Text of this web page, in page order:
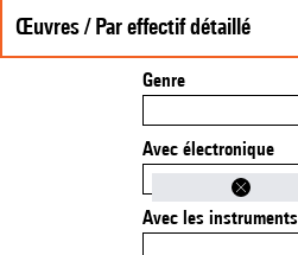
Œuvres / Par effectif détaillé
Genre
Avec électronique
Avec les instruments